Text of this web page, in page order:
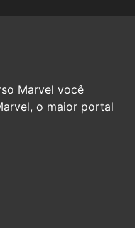
Marvel você
o maior portal